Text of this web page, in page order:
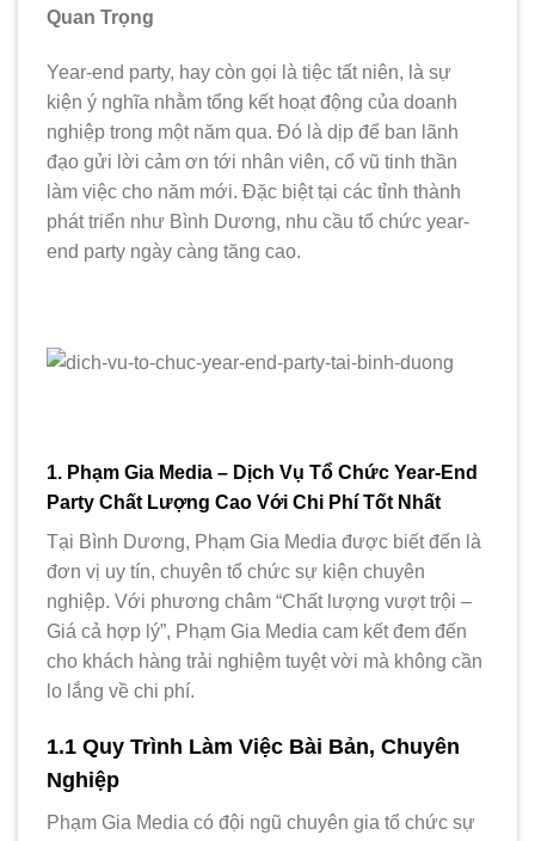
Quan Trọng
Year-end party, hay còn gọi là tiệc tất niên, là sự
kiện ý nghĩa nhằm tổng kết hoạt động của doanh
nghiệp trong một năm qua. Đó là dịp để ban lãnh
đạo gửi lời cảm ơn tới nhân viên, cổ vũ tinh thần
làm việc cho năm mới. Đặc biệt tại các tỉnh thành
phát triển như Bình Dương, nhu cầu tổ chức year-
end party ngày càng tăng cao.
1. Phạm Gia Media – Dịch Vụ Tổ Chức Year-End
Party Chất Lượng Cao Với Chi Phí Tốt Nhất
Tại Bình Dương, Phạm Gia Media được biết đến là
đơn vị uy tín, chuyên tổ chức sự kiện chuyên
nghiệp. Với phương châm “Chất lượng vượt trội –
Giá cả hợp lý”, Phạm Gia Media cam kết đem đến
cho khách hàng trải nghiệm tuyệt vời mà không cần
lo lắng về chi phí.
1.1 Quy Trình Làm Việc Bài Bản, Chuyên
Nghiệp
Phạm Gia Media có đội ngũ chuyên gia tổ chức sự